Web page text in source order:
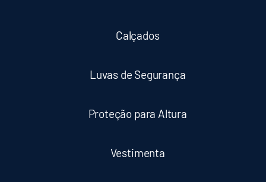
Calçados
Luvas de Segurança
Proteção para Altura
Vestimenta